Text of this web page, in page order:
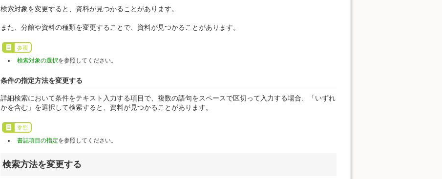
検索対象を変更すると、資料が見つかることがあります。
また、分館や資料の種類を変更することで、資料が見つかることがあります。
参照
検索対象の選択を参照してください。
条件の指定方法を変更する
詳細検索において条件をテキスト入力する項目で、複数の語句をスペースで区切って入力する場合、「いずれ
かを含む」を選択して検索すると、資料が見つかることがあります。
参照
書誌項目の指定を参照してください。
検索方法を変更する